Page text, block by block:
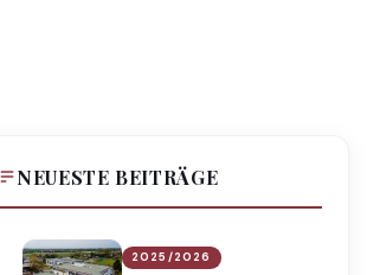
NEUESTE BEITRÄGE
2025/2026